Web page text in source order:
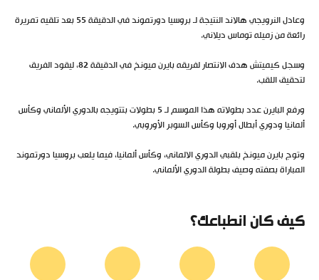
وعادل النرويجي هالاند النتيجة لـ بروسيا دورتموند في الدقيقة 55 بعد تلقيه تمريرة
رائعة من زميله توماس ديلاني.
وسجل كيميتش هدف الانتصار لفريقه بايرن ميونخ في الدقيقة 82، ليقود الفريق
لتحقيق اللقب.
ورفع البايرن عدد بطولاته هذا الموسم لـ 5 بطولات بتتويجه بالدوري الألماني وكأس
ألمانيا ودوري أبطال أوروبا وكأس السوبر الأوروبي.
وتوج بايرن ميونخ بلقبي الدوري الالماني، وكأس ألمانيا، فيما يلعب بروسيا دورتموند
المباراة بصفته وصيف بطولة الدوري الألماني.
كيف كان انطباعك؟